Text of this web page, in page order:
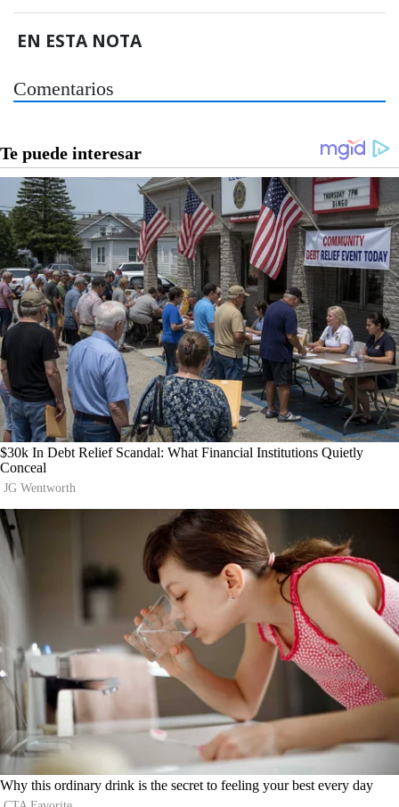
EN ESTA NOTA
Comentarios